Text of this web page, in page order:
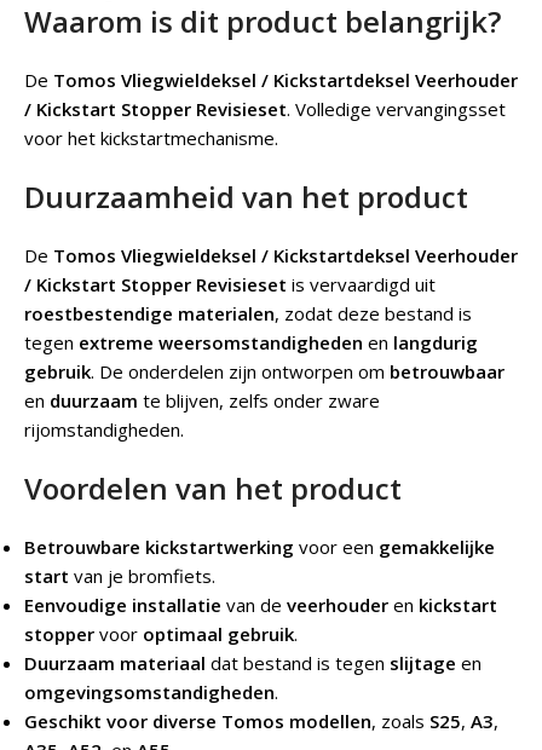
Waarom is dit product belangrijk?
De Tomos Vliegwieldeksel / Kickstartdeksel Veerhouder
/ Kickstart Stopper Revisieset. Volledige vervangingsset
voor het kickstartmechanisme.
Duurzaamheid van het product
De Tomos Vliegwieldeksel / Kickstartdeksel Veerhouder
/ Kickstart Stopper Revisieset is vervaardigd uit
roestbestendige materialen, zodat deze bestand is
tegen extreme weersomstandigheden en langdurig
gebruik. De onderdelen zijn ontworpen om betrouwbaar
en duurzaam te blijven, zelfs onder zware
rijomstandigheden.
Voordelen van het product
Betrouwbare kickstartwerking voor een gemakkelijke
start van je bromfiets.
Eenvoudige installatie van de veerhouder en kickstart
stopper voor optimaal gebruik.
Duurzaam materiaal dat bestand is tegen slijtage en
omgevingsomstandigheden.
Geschikt voor diverse Tomos modellen, zoals S25, A3,